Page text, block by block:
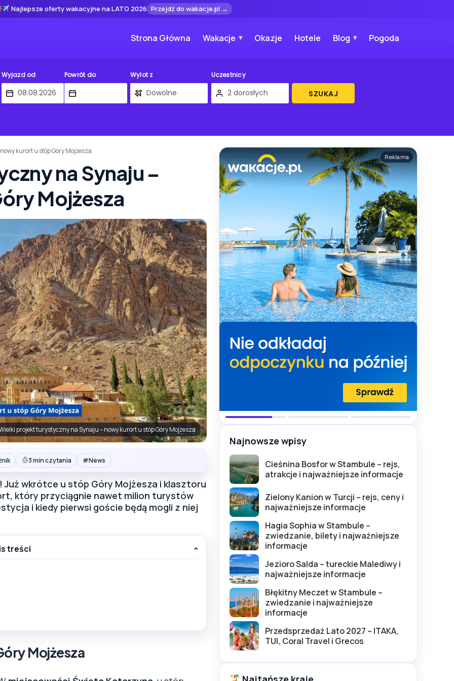
Najlepsze oferty wakacyjne na LATO 2026 Przejdź do wakacje.pl →
Strona Główna Wakacje Okazje Hotele Blog Pogoda
Wyjazd od Powrót do Wylot z Uczestnicy
SZUKAJ
kurort u stóp Góry Mojżesza
na Synaju –
Mojżesza
projekt turystyczny na Synaju – nowy kurort u stóp Góry Mojżesza
3 min czytania #News
wkrótce u stóp Góry Mojżesza i klasztoru
który przyciągnie nawet milion turystów
i kiedy pierwsi goście będą mogli z niej
treści
Mojżesza
Reklama
Najnowsze wpisy
Cieśnina Bosfor w Stambule – rejs,
atrakcje i najważniejsze informacje
Zielony Kanion w Turcji – rejs, ceny i
najważniejsze informacje
Hagia Sophia w Stambule –
zwiedzanie, bilety i najważniejsze
informacje
Jezioro Salda – tureckie Malediwy i
najważniejsze informacje
Błękitny Meczet w Stambule –
zwiedzanie i najważniejsze
informacje
Przedsprzedaż Lato 2027 – ITAKA,
TUI, Coral Travel i Grecos